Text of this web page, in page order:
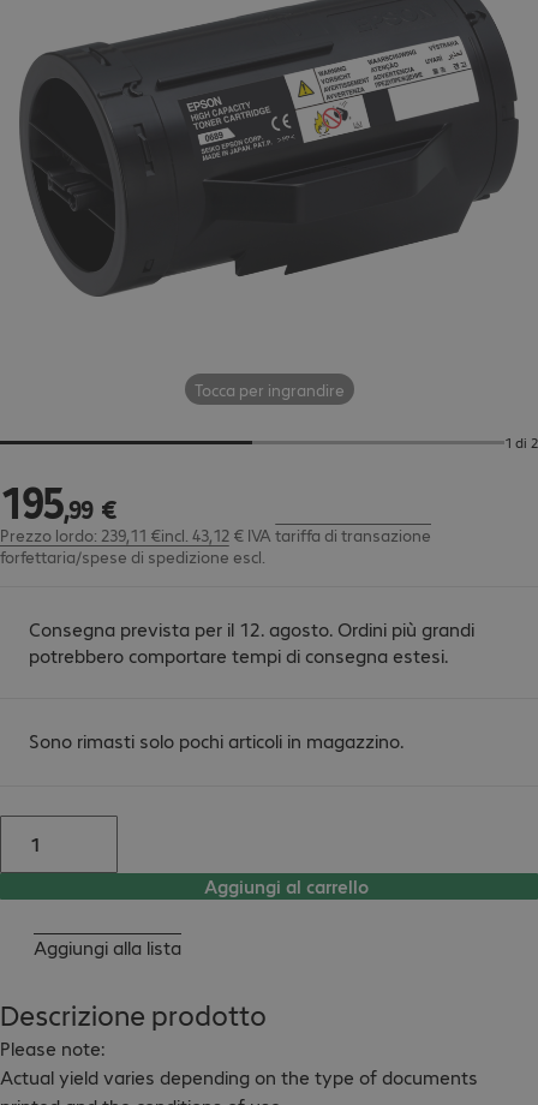
Tocca per ingrandire
1 di 2
195,99 €
195,99 €
Prezzo lordo: 239,11 €incl. 43,12 € IVA tariffa di transazione
forfettaria/spese di spedizione escl.
Consegna prevista per il 12. agosto. Ordini più grandi
potrebbero comportare tempi di consegna estesi.
Sono rimasti solo pochi articoli in magazzino.
Aggiungi al carrello
Aggiungi alla lista
Descrizione prodotto
Please note:
Actual yield varies depending on the type of documents